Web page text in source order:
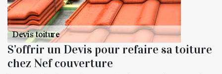
S’offrir un Devis pour refaire sa toiture
chez Nef couverture